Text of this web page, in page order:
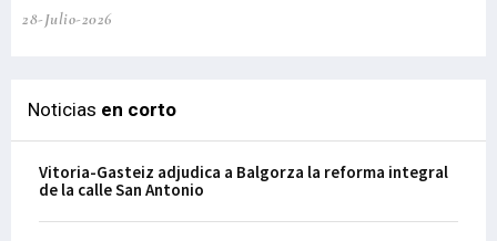
28-Julio-2026
Noticias en corto
Vitoria-Gasteiz adjudica a Balgorza la reforma integral
de la calle San Antonio